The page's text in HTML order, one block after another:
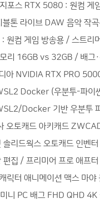
스 RTX 5080 : 원컴 게
톤 라이브 DAW 음악 작
컴 게임 방송용 / 스트리
리 16GB vs 32GB / 배그
NVIDIA RTX PRO
Docker (우분투-파이
Docker 기반 우분투 파
토캐드 아키캐드
리드웍스 오토캐드 인벤
집 / 프리미어 프로 애프터
터 애니메이션 맥스 마야
PC 배그 FHD QHD 4K